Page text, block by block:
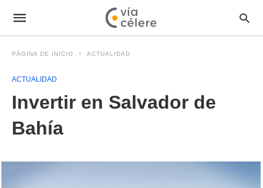
PÁGINA DE INICIO ACTUALIDAD
ACTUALIDAD
Invertir en Salvador de
Bahía